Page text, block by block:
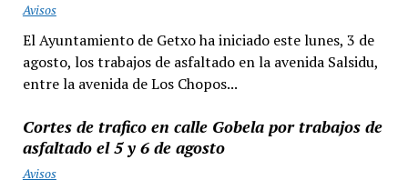
Avisos
El Ayuntamiento de Getxo ha iniciado este lunes, 3 de
agosto, los trabajos de asfaltado en la avenida Salsidu,
entre la avenida de Los Chopos...
Cortes de trafico en calle Gobela por trabajos de
asfaltado el 5 y 6 de agosto
Avisos